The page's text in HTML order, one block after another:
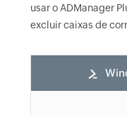
usar o ADManager
excluir caixas de